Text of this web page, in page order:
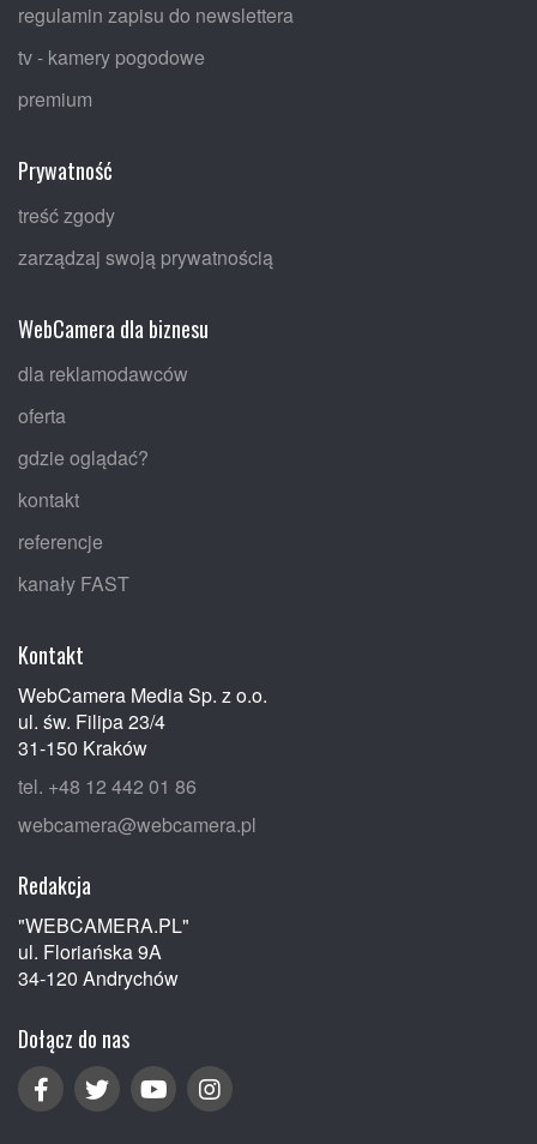
regulamin zapisu do newslettera
tv - kamery pogodowe
premium
Prywatność
treść zgody
zarządzaj swoją prywatnością
WebCamera dla biznesu
dla reklamodawców
oferta
gdzie oglądać?
kontakt
referencje
kanały FAST
Kontakt
WebCamera Media Sp. z o.o.
ul. św. Filipa 23/4
31-150 Kraków
tel. +48 12 442 01 86
webcamera@webcamera.pl
Redakcja
"WEBCAMERA.PL"
ul. Floriańska 9A
34-120 Andrychów
Dołącz do nas